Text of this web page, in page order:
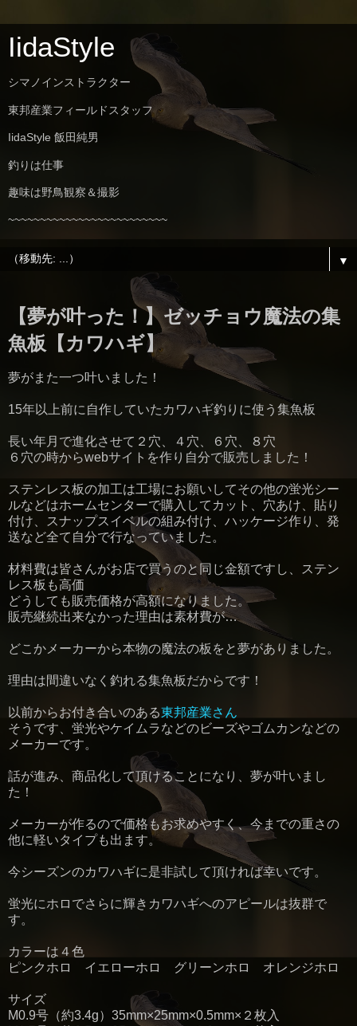
IidaStyle
シマノインストラクター
東邦産業フィールドスタッフ
IidaStyle 飯田純男
釣りは仕事
趣味は野鳥観察＆撮影
~~~~~~~~~~~~~~~~~~~~~~~~~
▼
【夢が叶った！】ゼッチョウ魔法の集
魚板【カワハギ】
夢がまた一つ叶いました！
15年以上前に自作していたカワハギ釣りに使う集魚板
長い年月で進化させて２穴、４穴、６穴、８穴
６穴の時からwebサイトを作り自分で販売しました！
ステンレス板の加工は工場にお願いしてその他の蛍光シー
ルなどはホームセンターで購入してカット、穴あけ、貼り
付け、スナップスイベルの組み付け、ハッケージ作り、発
送など全て自分で行なっていました。
材料費は皆さんがお店で買うのと同じ金額ですし、ステン
レス板も高価
どうしても販売価格が高額になりました。
販売継続出来なかった理由は素材費が…
どこかメーカーから本物の魔法の板をと夢がありました。
理由は間違いなく釣れる集魚板だからです！
以前からお付き合いのある東邦産業さん
そうです、蛍光やケイムラなどのビーズやゴムカンなどの
メーカーです。
話が進み、商品化して頂けることになり、夢が叶いまし
た！
メーカーが作るので価格もお求めやすく、今までの重さの
他に軽いタイプも出ます。
今シーズンのカワハギに是非試して頂ければ幸いです。
蛍光にホロでさらに輝きカワハギへのアピールは抜群で
す。
カラーは４色
ピンクホロ イエローホロ グリーンホロ オレンジホロ
サイズ
M0.9号（約3.4g）35mm×25mm×0.5mm×２枚入